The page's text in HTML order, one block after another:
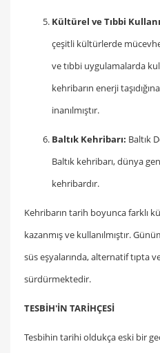
Kültürel ve Tıbbi
çeşitli kültürlerde
ve tıbbi uygulamalarda
kehribarın enerji
inanılmıştır.
Baltık Kehribarı: Baltık
Baltık kehribarı, dünya
kehribardır.
Kehribarın tarih boyunca farklı
kazanmış ve kullanılmıştır.
süs eşyalarında, alternatif tıpta
sürdürmektedir.
TESBİH'İN TARİHÇESİ
Tesbihin tarihi oldukça eski bir